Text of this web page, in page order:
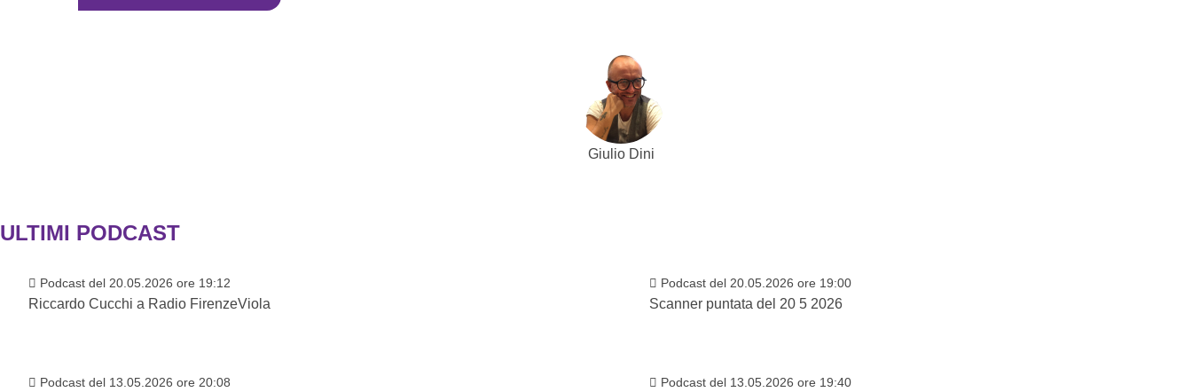
Giulio Dini
ULTIMI PODCAST
Podcast del 20.05.2026 ore 19:12
Riccardo Cucchi a Radio FirenzeViola
Podcast del 20.05.2026 ore 19:00
Scanner puntata del 20 5 2026
Podcast del 13.05.2026 ore 20:08 Podcast del 13.05.2026 ore 19:40